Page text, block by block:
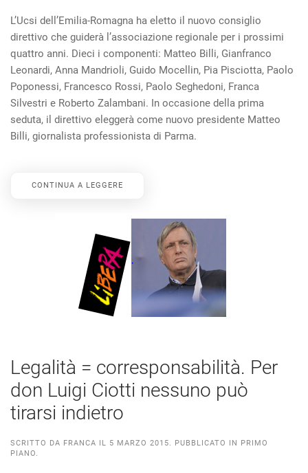
L’Ucsi dell’Emilia-Romagna ha eletto il nuovo consiglio
direttivo che guiderà l’associazione regionale per i prossimi
quattro anni. Dieci i componenti: Matteo Billi, Gianfranco
Leonardi, Anna Mandrioli, Guido Mocellin, Pia Pisciotta, Paolo
Poponessi, Francesco Rossi, Paolo Seghedoni, Franca
Silvestri e Roberto Zalambani. In occasione della prima
seduta, il direttivo eleggerà come nuovo presidente Matteo
Billi, giornalista professionista di Parma.
CONTINUA A LEGGERE
Legalità = corresponsabilità. Per
don Luigi Ciotti nessuno può
tirarsi indietro
SCRITTO DA FRANCA IL 5 MARZO 2015. PUBBLICATO IN PRIMO
PIANO.